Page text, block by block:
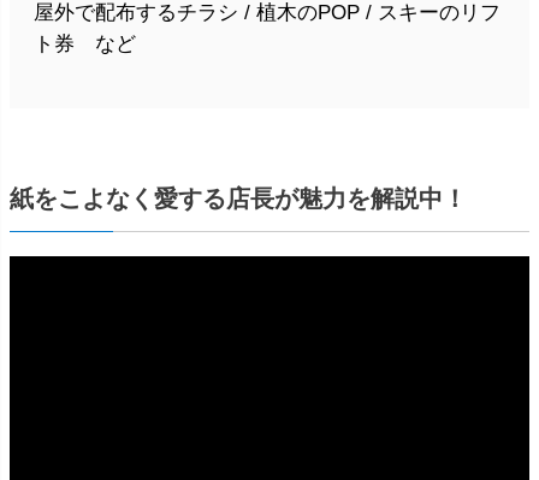
屋外で配布するチラシ / 植木のPOP / スキーのリフ
ト券 など
紙をこよなく愛する店長が魅力を解説中！